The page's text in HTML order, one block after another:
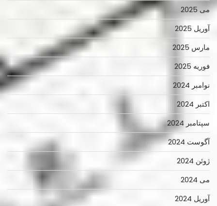
می 2025
آوریل 2025
مارس 2025
فوریه 2025
نوامبر 2024
اکتبر 2024
سپتامبر 2024
آگوست 2024
ژوئن 2024
می 2024
آوریل 2024